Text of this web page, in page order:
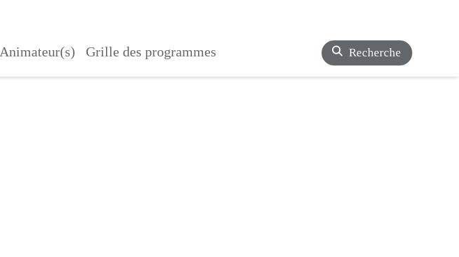
Animateur(s) Grille des programmes Recherche